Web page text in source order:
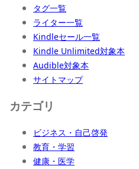
タグ一覧
ライター一覧
Kindleセール一覧
Kindle Unlimited対象本
Audible対象本
サイトマップ
カテゴリ
ビジネス・自己啓発
教育・学習
健康・医学